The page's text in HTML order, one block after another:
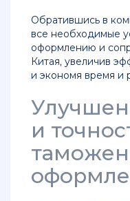
Обратившись в
все необходимые
оформлению и
Китая, увеличив
и экономя время и
и